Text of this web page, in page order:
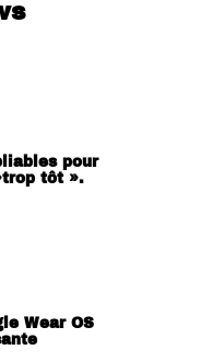
pour
tôt ».
Wear OS